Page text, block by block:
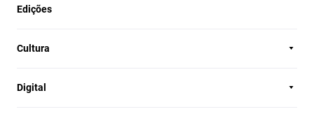
Edições
Cultura
Digital